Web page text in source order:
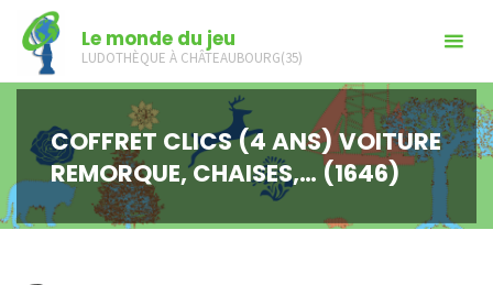
content
Le monde du jeu
LUDOTHÈQUE À CHÂTEAUBOURG(35)
COFFRET CLICS (4 ANS) VOITURE
REMORQUE, CHAISES,… (1646)